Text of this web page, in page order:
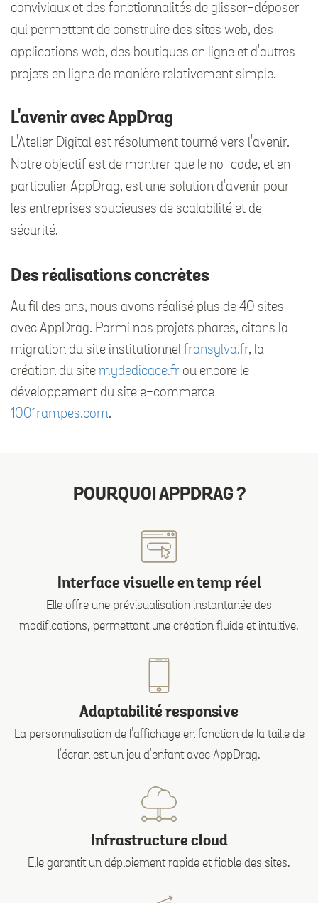
conviviaux et des fonctionnalités de glisser-déposer
qui permettent de construire des sites web, des
applications web, des boutiques en ligne et d'autres
projets en ligne de manière relativement simple.
L'avenir avec AppDrag
L'Atelier Digital est résolument tourné vers l'avenir.
Notre objectif est de montrer que le no-code, et en
particulier AppDrag, est une solution d'avenir pour
les entreprises soucieuses de scalabilité et de
sécurité.
Des réalisations concrètes
Au fil des ans, nous avons réalisé plus de 40 sites
avec AppDrag. Parmi nos projets phares, citons la
migration du site institutionnel fransylva.fr, la
création du site mydedicace.fr ou encore le
développement du site e-commerce
1001rampes.com.
POURQUOI APPDRAG ?
Interface visuelle en temp réel
Elle offre une prévisualisation instantanée des
modifications, permettant une création fluide et intuitive.
Adaptabilité responsive
La personnalisation de l'affichage en fonction de la taille de
l'écran est un jeu d'enfant avec AppDrag.
Infrastructure cloud
Elle garantit un déploiement rapide et fiable des sites.